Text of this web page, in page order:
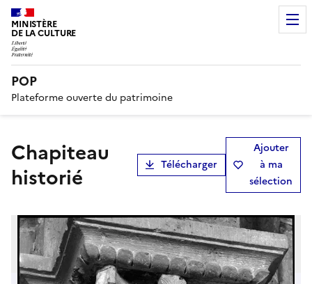
MINISTÈRE
DE LA CULTURE
POP
Plateforme ouverte du patrimoine
Chapiteau
historié
Télécharger
Ajouter
à ma
sélection